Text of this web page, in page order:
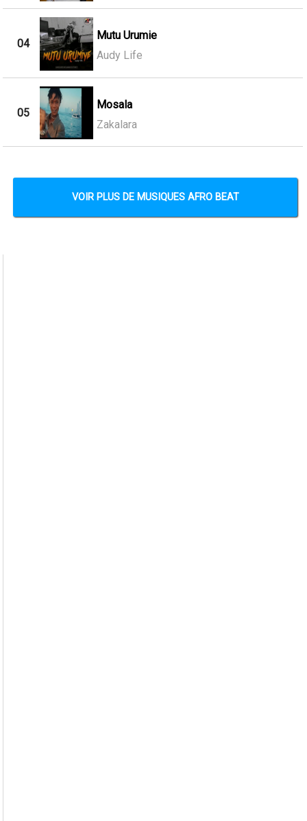
04
Mutu Urumie
Audy Life
05
Mosala
Zakalara
VOIR PLUS DE MUSIQUES AFRO BEAT